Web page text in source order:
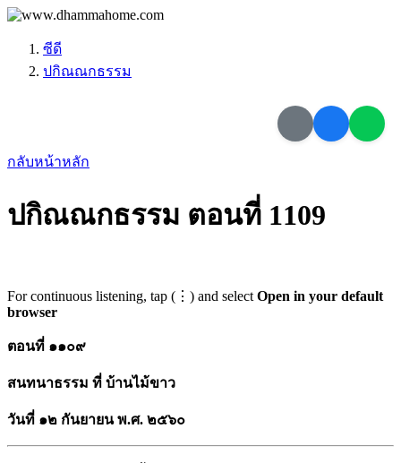
ซีดี
ปกิณณกธรรม
กลับหน้าหลัก
ปกิณณกธรรม ตอนที่ 1109
For continuous listening, tap (⋮) and select Open in your default
browser
ตอนที่ ๑๑๐๙
สนทนาธรรม ที่ บ้านไม้ขาว
วันที่ ๑๒ กันยายน พ.ศ. ๒๕๖๐